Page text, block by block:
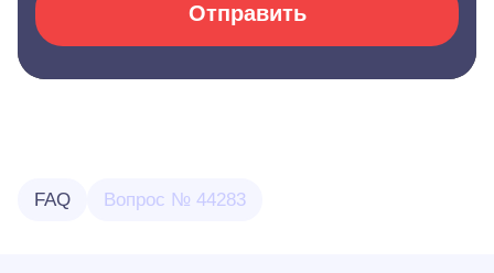
Отправить
FAQ Вопрос № 44283